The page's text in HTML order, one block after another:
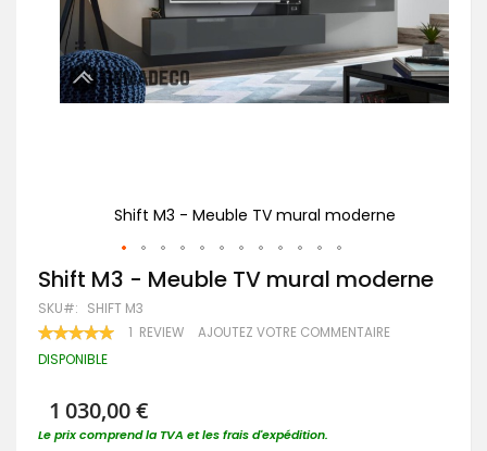
Shift M3 - Meuble TV mural moderne
Passer
au
début
de
Galerie
Shift M3 - Meuble TV mural moderne
SKU SHIFT M3
RATING: 1 REVIEW AJOUTEZ VOTRE COMMENTAIRE
DISPONIBLE
1 030,00 €
Le prix comprend la TVA et les frais d'expédition.